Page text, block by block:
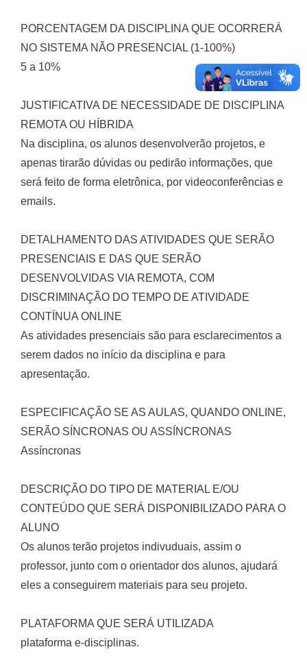
PORCENTAGEM DA DISCIPLINA QUE OCORRERÁ
NO SISTEMA NÃO PRESENCIAL (1-100%)
5 a 10%
JUSTIFICATIVA DE NECESSIDADE DE DISCIPLINA
REMOTA OU HÍBRIDA
Na disciplina, os alunos desenvolverão projetos, e
apenas tirarão dúvidas ou pedirão informações, que
será feito de forma eletrônica, por videoconferências e
emails.
DETALHAMENTO DAS ATIVIDADES QUE SERÃO
PRESENCIAIS E DAS QUE SERÃO
DESENVOLVIDAS VIA REMOTA, COM
DISCRIMINAÇÃO DO TEMPO DE ATIVIDADE
CONTÍNUA ONLINE
As atividades presenciais são para esclarecimentos a
serem dados no início da disciplina e para
apresentação.
ESPECIFICAÇÃO SE AS AULAS, QUANDO ONLINE,
SERÃO SÍNCRONAS OU ASSÍNCRONAS
Assíncronas
DESCRIÇÃO DO TIPO DE MATERIAL E/OU
CONTEÚDO QUE SERÁ DISPONIBILIZADO PARA O
ALUNO
Os alunos terão projetos indivuduais, assim o
professor, junto com o orientador dos alunos, ajudará
eles a conseguirem materiais para seu projeto.
PLATAFORMA QUE SERÁ UTILIZADA
plataforma e-disciplinas.